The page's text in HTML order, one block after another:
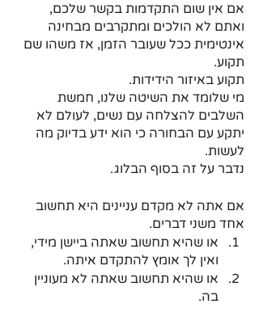
אם אין שום התקדמות בקשר שלכם,
ואתם לא הולכים ומתקרבים מבחינה
אינטימית ככל שעובר הזמן, אז משהו שם
תקוע.
תקוע באיזור הידידות.
מי שלומד את השיטה שלנו, חמשת
השלבים להצלחה עם נשים, לעולם לא
יתקע עם הבחורה כי הוא ידע בדיוק מה
לעשות.
נדבר על זה בסוף הבלוג.
אם אתה לא מקדם עניינים היא תחשוב
אחד משני דברים.
או שהיא תחשוב שאתה ביישן מידי,
ואין לך אומץ להתקדם איתה.
או שהיא תחשוב שאתה לא מעוניין
בה.